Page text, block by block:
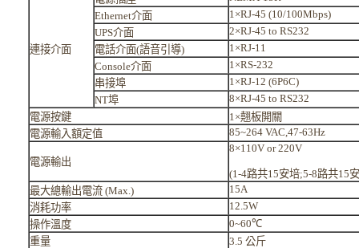
連接介面
Ethernet介面
1×RJ-45 (10/100Mbps)
UPS介面
2×RJ-45 to RS232
電話介面(語音引導)
1×RJ-11
Console介面
1×RS-232
串接埠
1×RJ-12 (6P6C)
NT埠
8×RJ-45 to RS232
電源按鍵
1×翹板開關
電源輸入額定值
85~264 VAC,47-63Hz
電源輸出
8×110V or 220V
(1-4路共15安培;5-8路共15
最大總輸出電流 (Max.)
15A
消耗功率
12.5W
操作溫度
0~60℃
重量
3.5 公斤